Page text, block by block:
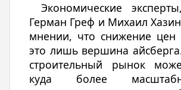
Экономические
Герман Греф и Михаил
мнении, что снижение
это лишь вершина
строительный рынок
куда более